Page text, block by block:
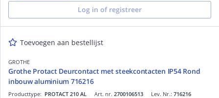
Log in of registreer
Toevoegen aan bestellijst
GROTHE
Grothe Protact Deurcontact met steekcontacten IP54 Rond
inbouw aluminium 716216
Art. nr. 2700106513
Producttype: PROTACT 210 AL Lev. Nr.: 716216